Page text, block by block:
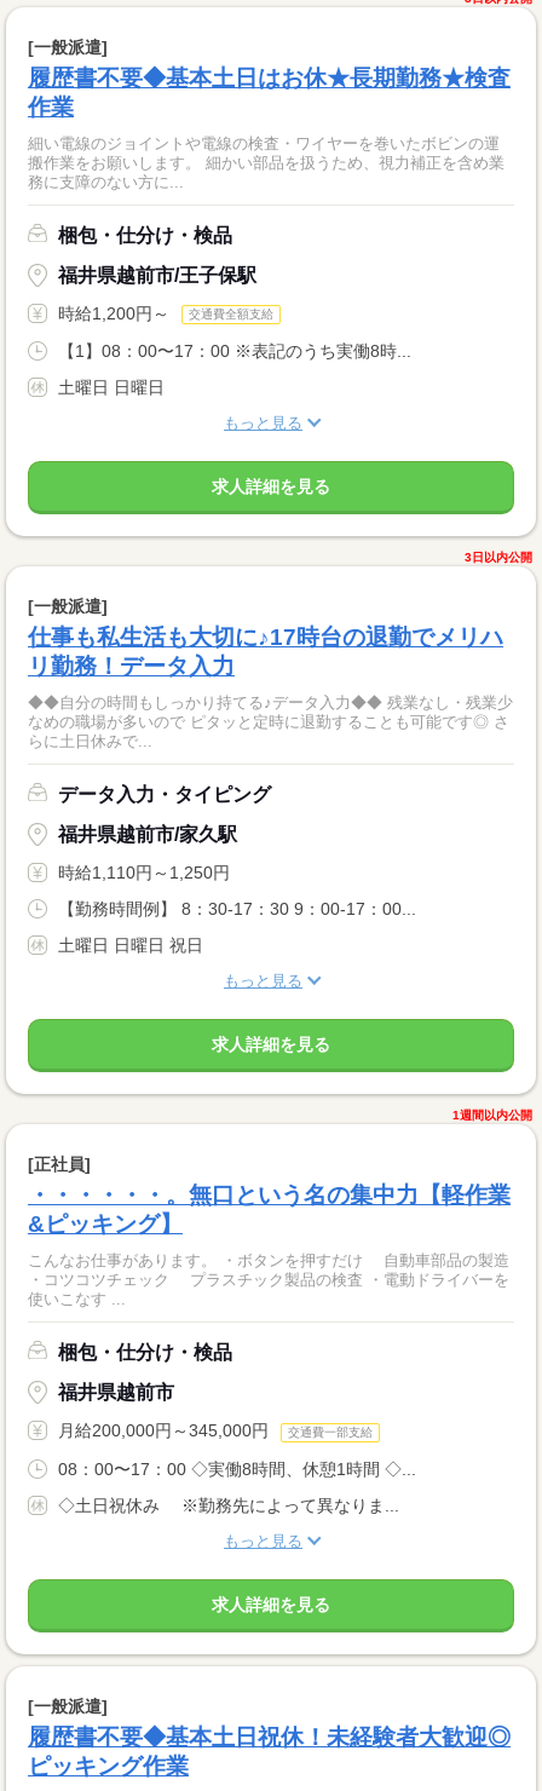
[一般派遣]
履歴書不要◆基本土日はお休★長期勤務★検査
作業
細い電線のジョイントや電線の検査・ワイヤーを巻いたボビンの運
搬作業をお願いします。 細かい部品を扱うため、視力補正を含め業
務に支障のない方に...
梱包・仕分け・検品
福井県越前市/王子保駅
時給1,200円～ 交通費全額支給
【1】08：00〜17：00 ※表記のうち実働8時...
土曜日 日曜日
もっと見る
求人詳細を見る
3日以内公開
[一般派遣]
仕事も私生活も大切に♪17時台の退勤でメリハ
リ勤務！データ入力
◆◆自分の時間もしっかり持てる♪データ入力◆◆ 残業なし・残業少
なめの職場が多いので ピタッと定時に退勤することも可能です◎ さ
らに土日休みで...
データ入力・タイピング
福井県越前市/家久駅
時給1,110円～1,250円
【勤務時間例】 8：30-17：30 9：00-17：00...
土曜日 日曜日 祝日
もっと見る
求人詳細を見る
1週間以内公開
[正社員]
・・・・・・。無口という名の集中力【軽作業
&ピッキング】
こんなお仕事があります。 ・ボタンを押すだけ 自動車部品の製造
・コツコツチェック プラスチック製品の検査 ・電動ドライバーを
使いこなす ...
梱包・仕分け・検品
福井県越前市
月給200,000円～345,000円 交通費一部支給
08：00〜17：00 ◇実働8時間、休憩1時間 ◇...
◇土日祝休み ※勤務先によって異なりま...
もっと見る
求人詳細を見る
[一般派遣]
履歴書不要◆基本土日祝休！未経験者大歓迎◎
ピッキング作業